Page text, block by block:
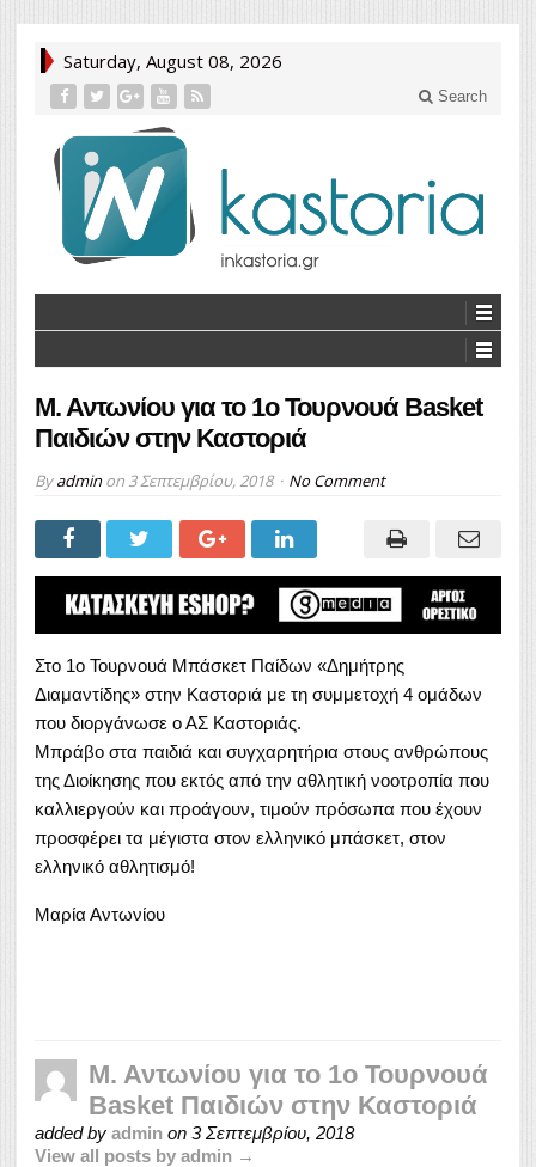
Saturday, August 08, 2026
Search
Μ. Αντωνίου για το 1ο Τουρνουά Basket
Παιδιών στην Καστοριά
Byadminon 3 Σεπτεμβρίου, 2018 No Comment
Στο 1ο Τουρνουά Μπάσκετ Παίδων «Δημήτρης
Διαμαντίδης» στην Καστοριά με τη συμμετοχή 4 ομάδων
που διοργάνωσε ο ΑΣ Καστοριάς.
Μπράβο στα παιδιά και συγχαρητήρια στους ανθρώπους
της Διοίκησης που εκτός από την αθλητική νοοτροπία που
καλλιεργούν και προάγουν, τιμούν πρόσωπα που έχουν
προσφέρει τα μέγιστα στον ελληνικό μπάσκετ, στον
ελληνικό αθλητισμό!
Μαρία Αντωνίου
Μ. Αντωνίου για το 1ο Τουρνουά
Basket Παιδιών στην Καστοριά
added by admin on 3 Σεπτεμβρίου, 2018
View all posts by admin →